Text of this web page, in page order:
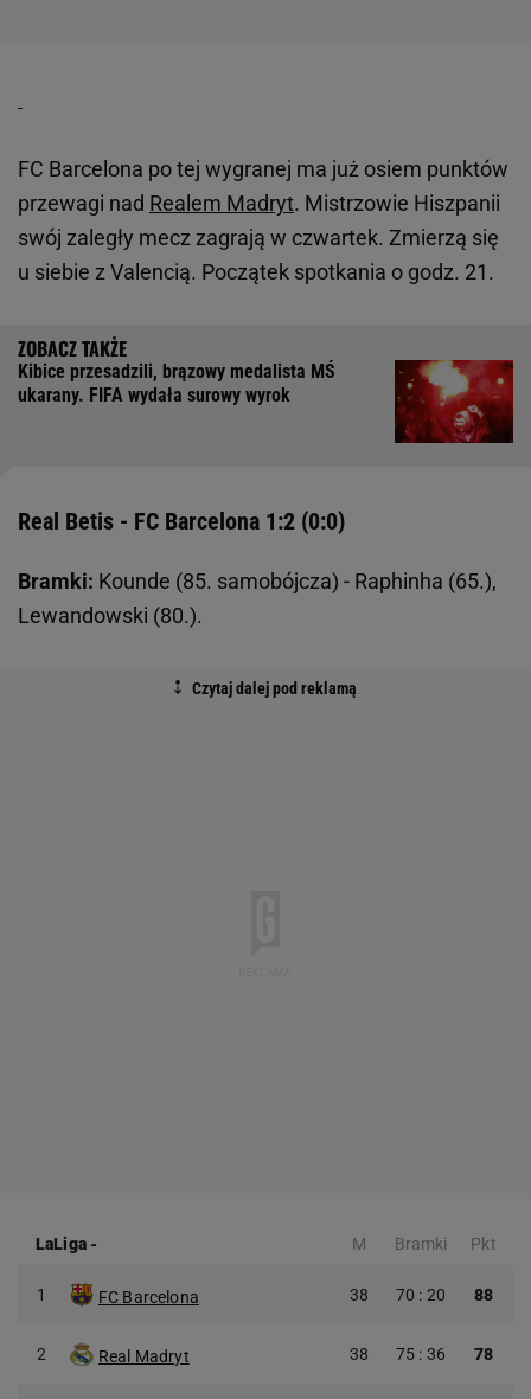
FC Barcelona po tej wygranej ma już osiem punktów
przewagi nad Realem Madryt. Mistrzowie Hiszpanii
swój zaległy mecz zagrają w czwartek. Zmierzą się
u siebie z Valencią. Początek spotkania o godz. 21.
Kibice przesadzili, brązowy medalista MŚ
ukarany. FIFA wydała surowy wyrok
Real Betis - FC Barcelona 1:2 (0:0)
Bramki: Kounde (85. samobójcza) - Raphinha (65.),
Lewandowski (80.).
LaLiga- M Bramki Pkt
1 FC Barcelona 38 70 : 20 88
2 Real Madryt 38 75 : 36 78